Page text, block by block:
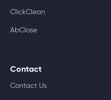
ClickClean
AbClose
Contact
Contact Us